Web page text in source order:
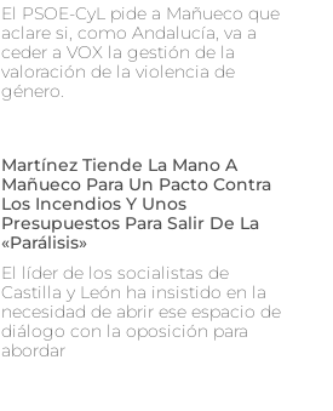
El PSOE-CyL pide a Mañueco que
aclare si, como Andalucía, va a
ceder a VOX la gestión de la
valoración de la violencia de
género.
Martínez Tiende La Mano A
Mañueco Para Un Pacto Contra
Los Incendios Y Unos
Presupuestos Para Salir De La
«parálisis»
El líder de los socialistas de
Castilla y León ha insistido en la
necesidad de abrir ese espacio de
diálogo con la oposición para
abordar